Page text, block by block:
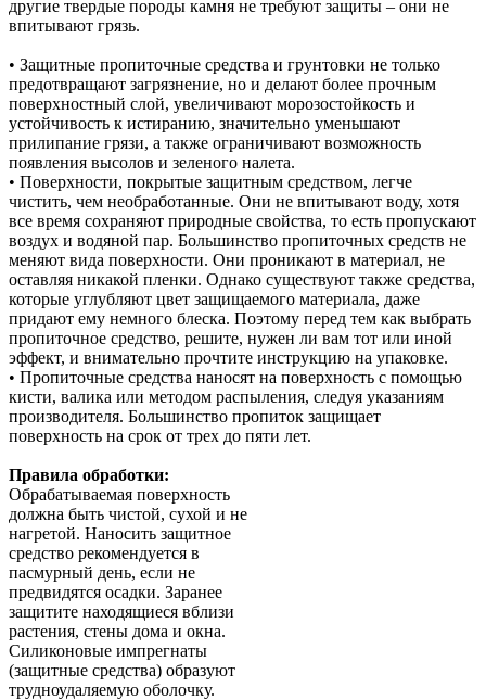
другие твердые породы камня не требуют защиты – они не
впитывают грязь.
• Защитные пропиточные средства и грунтовки не только
предотвращают загрязнение, но и делают более прочным
поверхностный слой, увеличивают морозостойкость и
устойчивость к истиранию, значительно уменьшают
прилипание грязи, а также ограничивают возможность
появления высолов и зеленого налета.
• Поверхности, покрытые защитным средством, легче
чистить, чем необработанные. Они не впитывают воду, хотя
все время сохраняют природные свойства, то есть пропускают
воздух и водяной пар. Большинство пропиточных средств не
меняют вида поверхности. Они проникают в материал, не
оставляя никакой пленки. Однако существуют также средства,
которые углубляют цвет защищаемого материала, даже
придают ему немного блеска. Поэтому перед тем как выбрать
пропиточное средство, решите, нужен ли вам тот или иной
эффект, и внимательно прочтите инструкцию на упаковке.
• Пропиточные средства наносят на поверхность с помощью
кисти, валика или методом распыления, следуя указаниям
производителя. Большинство пропиток защищает
поверхность на срок от трех до пяти лет.
Правила обработки:
Обрабатываемая поверхность
должна быть чистой, сухой и не
нагретой. Наносить защитное
средство рекомендуется в
пасмурный день, если не
предвидятся осадки. Заранее
защитите находящиеся вблизи
растения, стены дома и окна.
Силиконовые импрегнаты
(защитные средства) образуют
трудноудаляемую оболочку.